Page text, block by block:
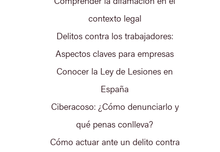
contexto legal
Delitos contra los trabajadores:
Aspectos claves para empresas
Conocer la Ley de Lesiones en
España
Ciberacoso: ¿Cómo denunciarlo y
qué penas conlleva?
Cómo actuar ante un delito contra